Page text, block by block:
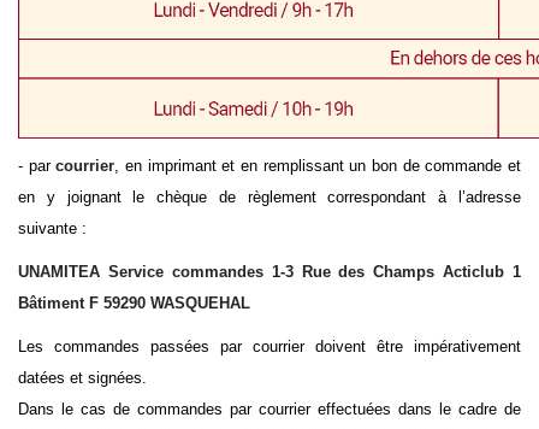
- parcourrier , en imprimant et en remplissant un bon de commande et
en y joignant le chèque de règlement correspondant à l’adresse
suivante :
UNAMITEA Service commandes 1-3 Rue des Champs Acticlub 1
Bâtiment F 59290 WASQUEHAL
Les commandes passées par courrier doivent être impérativement
datées et signées.
Dans le cas de commandes par courrier effectuées dans le cadre de